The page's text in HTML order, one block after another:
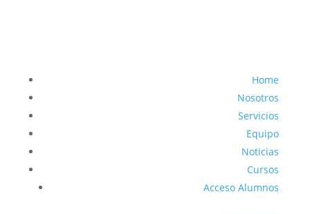
Home
Nosotros
Servicios
Equipo
Noticias
Cursos
Acceso Alumnos